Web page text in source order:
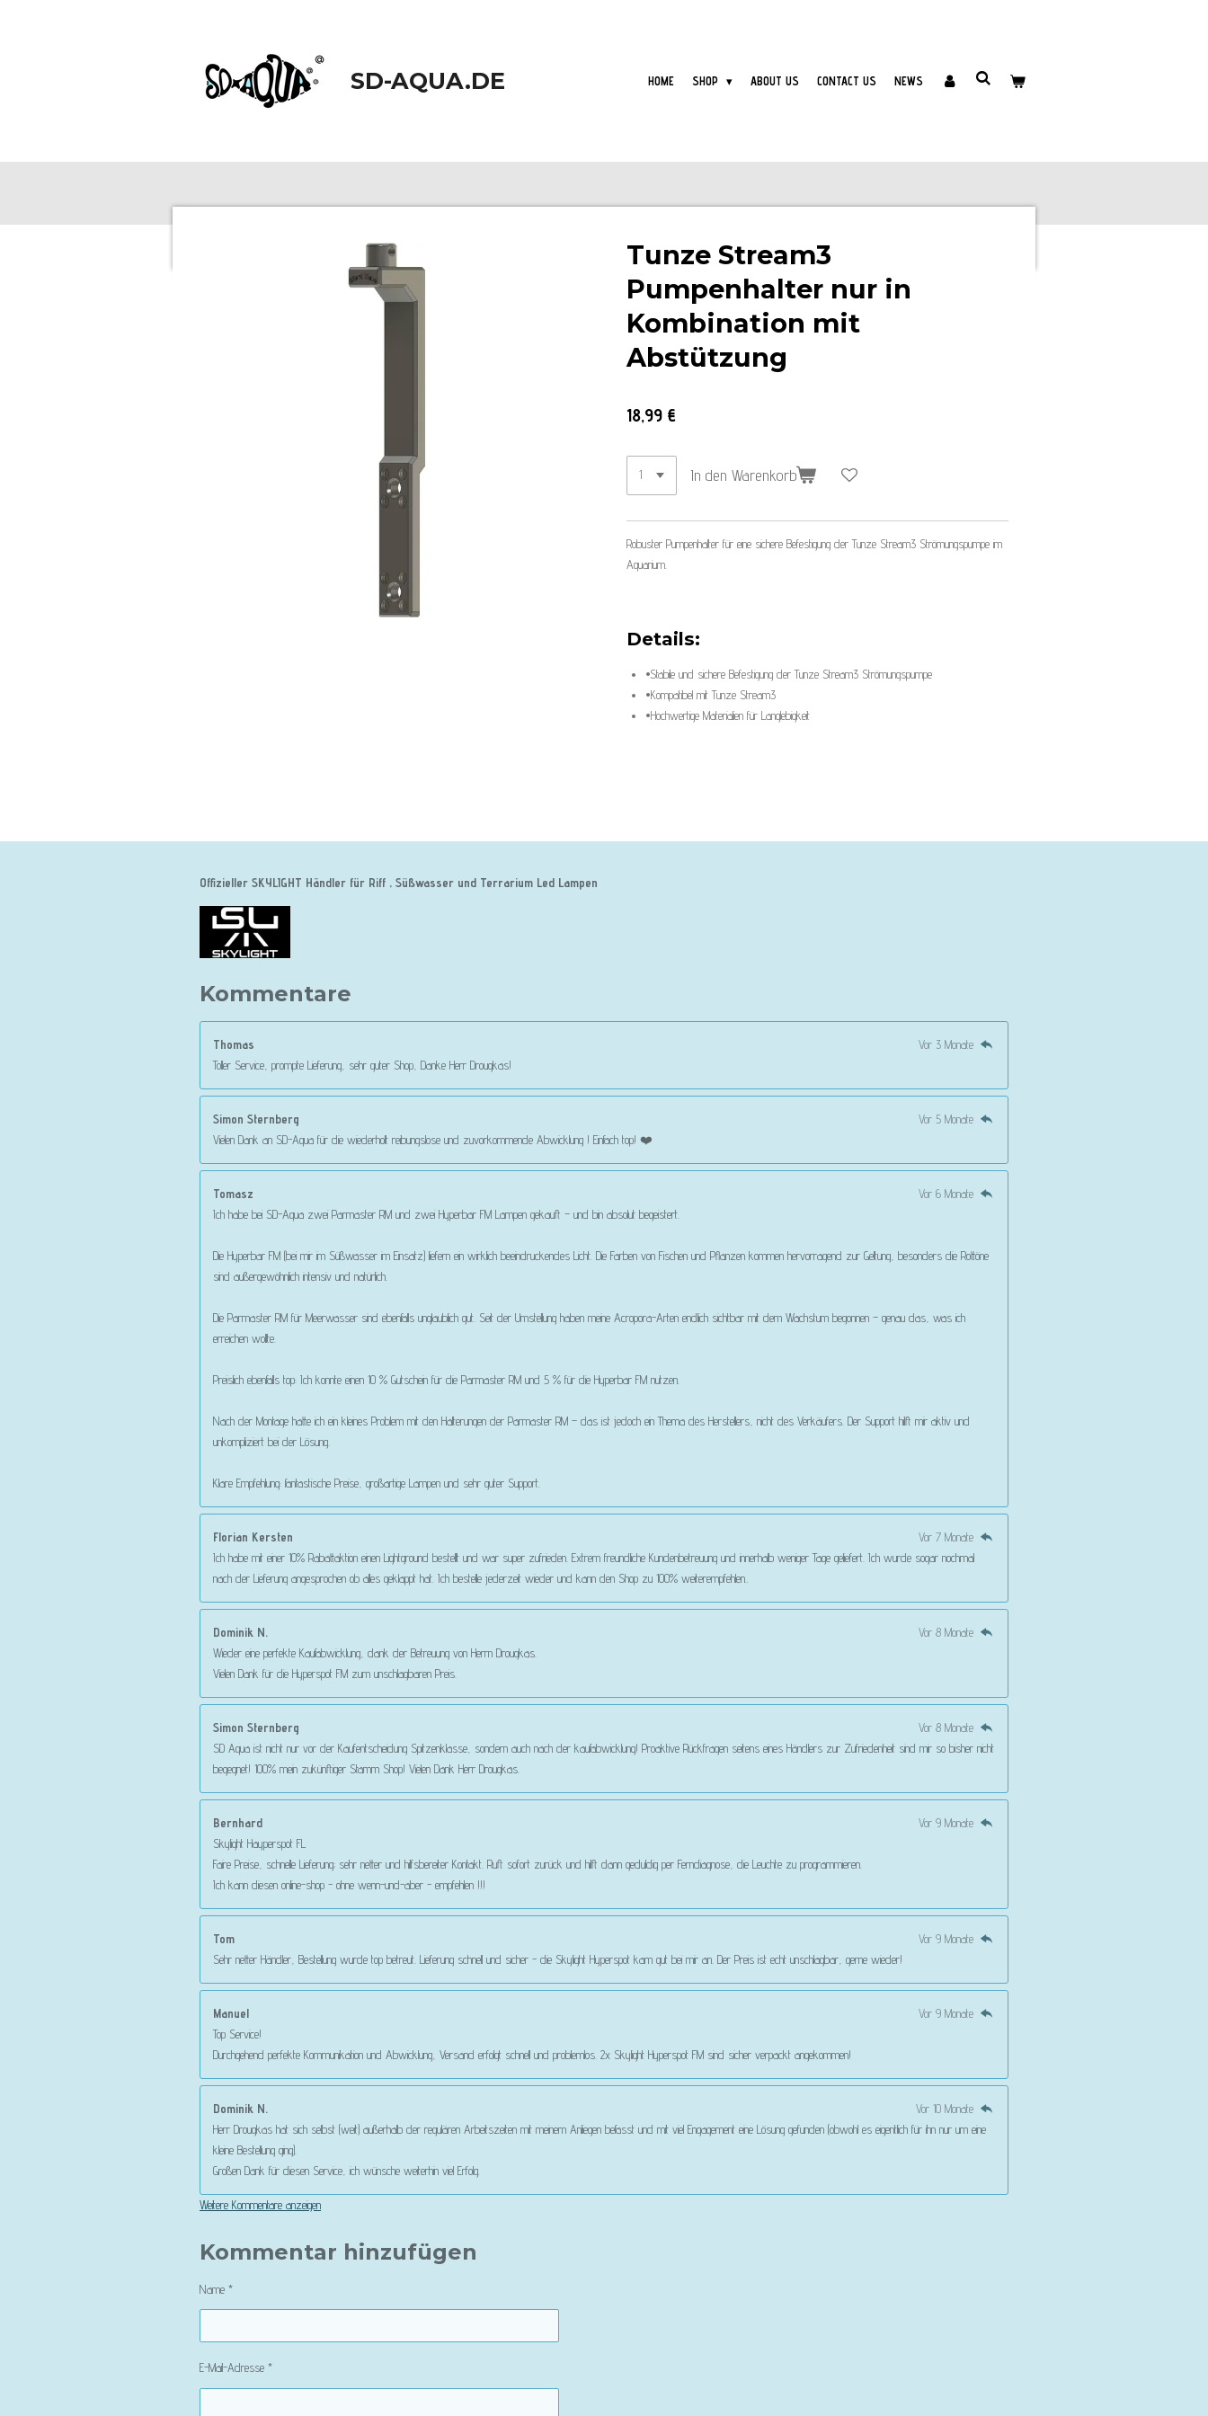
SD-AQUA.DE HOME SHOP ABOUT US CONTACT US NEWS
Tunze Stream3
Pumpenhalter nur in
Kombination mit
Abstützung
18,99 €
In den Warenkorb
Robuster Pumpenhalter für eine sichere Befestigung der Tunze Stream3 Strömungspumpe im
Aquarium.
Details:
•Stabile und sichere Befestigung der Tunze Stream3 Strömungspumpe
•Kompatibel mit Tunze Stream3
•Hochwertige Materialien für Langlebigkeit
Offizieller SKYLIGHT Händler für Riff , Süßwasser und Terrarium Led Lampen
Kommentare
Thomas
Vor 3 Monate
Toller Service, prompte Lieferung, sehr guter Shop, Danke Herr Drougkas!
Simon Sternberg
Vor 5 Monate
Vielen Dank an SD-Aqua für die wiederholt reibungslose und zuvorkommende Abwicklung ! Einfach top! ❤️
Tomasz
Vor 6 Monate
Ich habe bei SD-Aqua zwei Parmaster RM und zwei Hyperbar FM Lampen gekauft – und bin absolut begeistert.
Die Hyperbar FM (bei mir im Süßwasser im Einsatz) liefern ein wirklich beeindruckendes Licht. Die Farben von Fischen und Pflanzen kommen hervorragend zur Geltung, besonders die Rottöne
sind außergewöhnlich intensiv und natürlich.
Die Parmaster RM für Meerwasser sind ebenfalls unglaublich gut. Seit der Umstellung haben meine Acropora-Arten endlich sichtbar mit dem Wachstum begonnen – genau das, was ich
erreichen wollte.
Preislich ebenfalls top: Ich konnte einen 10 % Gutschein für die Parmaster RM und 5 % für die Hyperbar FM nutzen.
Nach der Montage hatte ich ein kleines Problem mit den Halterungen der Parmaster RM – das ist jedoch ein Thema des Herstellers, nicht des Verkäufers. Der Support hilft mir aktiv und
unkompliziert bei der Lösung.
Klare Empfehlung: fantastische Preise, großartige Lampen und sehr guter Support.
Florian Kersten
Vor 7 Monate
Ich habe mit einer 10% Rabattaktion einen Lightground bestellt und war super zufrieden. Extrem freundliche Kundenbetreuung und innerhalb weniger Tage geliefert. Ich wurde sogar nochmal
nach der Lieferung angesprochen ob alles geklappt hat. Ich bestelle jederzeit wieder und kann den Shop zu 100% weiterempfehlen..
Dominik N.
Vor 8 Monate
Wieder eine perfekte Kaufabwicklung, dank der Betreuung von Herrn Drougkas.
Vielen Dank für die Hyperspot FM zum unschlagbaren Preis.
Simon Sternberg
Vor 8 Monate
SD Aqua ist nicht nur vor der Kaufentscheidung Spitzenklasse, sondern auch nach der kaufabwicklung! Proaktive Rückfragen seitens eines Händlers zur Zufriedenheit sind mir so bisher nicht
begegnet! 100% mein zukünftiger Stamm Shop! Vielen Dank Herr Drougkas.
Bernhard
Vor 9 Monate
Skylight Hayperspot FL
Faire Preise, schnelle Lieferung; sehr netter und hilfsbereiter Kontakt. Ruft sofort zurück und hilft dann geduldig per Ferndiagnose, die Leuchte zu programmieren.
Ich kann diesen online-shop - ohne wenn-und-aber - empfehlen !!!
Tom
Vor 9 Monate
Sehr netter Händler, Bestellung wurde top betreut. Lieferung schnell und sicher - die Skylight Hyperspot kam gut bei mir an. Der Preis ist echt unschlagbar, gerne wieder!
Manuel
Vor 9 Monate
Top Service!
Durchgehend perfekte Kommunikation und Abwicklung, Versand erfolgt schnell und problemlos. 2x Skylight Hyperspot FM sind sicher verpackt angekommen!
Dominik N.
Vor 10 Monate
Herr Drougkas hat sich selbst (weit) außerhalb der regulären Arbeitszeiten mit meinem Anliegen befasst und mit viel Engagement eine Lösung gefunden (obwohl es eigentlich für ihn nur um eine
kleine Bestellung ging).
Großen Dank für diesen Service, ich wünsche weiterhin viel Erfolg.
Weitere Kommentare anzeigen
Kommentar hinzufügen
Name *
E-Mail-Adresse *